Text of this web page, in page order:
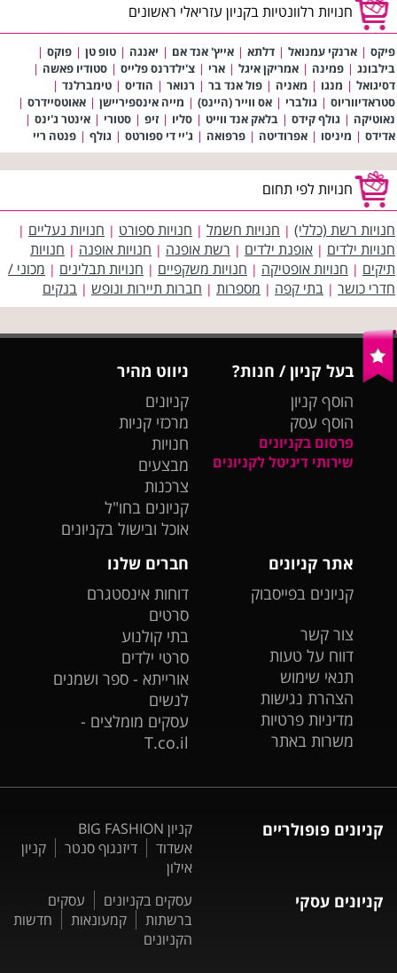
חנויות רלוונטיות בקניון עזריאלי ראשונים
פיקס | ארנקי עמנואל | דלתא | אייץ' אנד אם | יאנגה | טופ טן | פוקס |
בילבונג | פמינה | אמריקן איגל | ארי | צ'ילדרנס פלייס | סטודיו פאשה |
דסיגואל | מנגו | מאניה | פול אנד בר | רנואר | הודיס | טימברלנד |
סטראדיווריוס | גולברי | אס ווייר (היינס) | מייה אינספיריישן | אאוטסיידרס |
נאוטיקה | גולף קידס | בלאק אנד ווייט | סליו | זיפ | סטורי | אינטר ג'ינס |
אדידס | מיניסו | אפרודיטה | פרפואה | ג'יי די ספורטס | גולף | פנטה ריי
חנויות לפי תחום
חנויות רשת (כללי) | חנויות חשמל | חנויות ספורט | חנויות נעליים |
חנויות ילדים | אופנת ילדים | רשת אופנה | חנויות אופנה | חנויות
תיקים | חנויות אופטיקה | חנויות משקפיים | חנויות תבלינים | מכוני /
חדרי כושר | בתי קפה | מספרות | חברות תיירות ונופש | בנקים
בעל קניון / חנות?
הוסף קניון
הוסף עסק
פרסום בקניונים
שירותי דיגיטל לקניונים
ניווט מהיר
קניונים
מרכזי קניות
חנויות
מבצעים
צרכנות
קניונים בחו"ל
אוכל ובישול בקניונים
אתר קניונים
קניונים בפייסבוק
צור קשר
דווח על טעות
תנאי שימוש
הצהרת נגישות
מדיניות פרטיות
משרות באתר
חברים שלנו
דוחות אינסטגרם
סרטים
בתי קולנוע
סרטי ילדים
אורייתא - ספר ושמנים
לנשים
עסקים מומלצים -
T.co.il
קניונים פופולריים
קניון BIG FASHION
אשדוד
דיזנגוף סנטר
קניון
אילון
קניונים עסקי עסקים בקניונים
עסקים
ברשתות
קמעונאות
חדשות
הקניונים